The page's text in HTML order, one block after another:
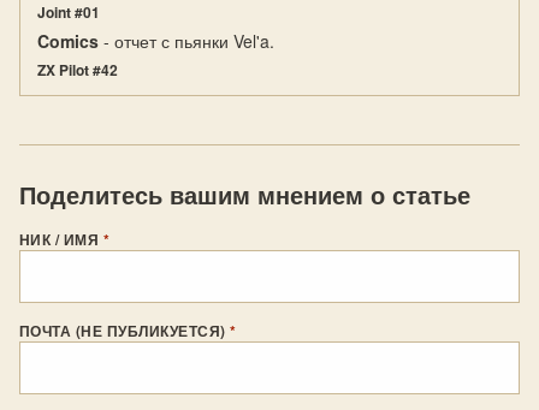
Joint #01
Comics - отчет с пьянки Vel'a.
ZX Pilot #42
Поделитесь вашим мнением о статье
НИК / ИМЯ *
ПОЧТА (НЕ ПУБЛИКУЕТСЯ)*